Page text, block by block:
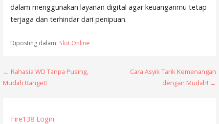
dalam menggunakan layanan digital agar keuanganmu tetap
terjaga dan terhindar dari penipuan.
Diposting dalam: Slot Online
N
← Rahasia WD Tanpa Pusing,
Mudah Banget!
Cara Asyik Tarik Kemenangan
dengan Mudah! →
Fire138 Login